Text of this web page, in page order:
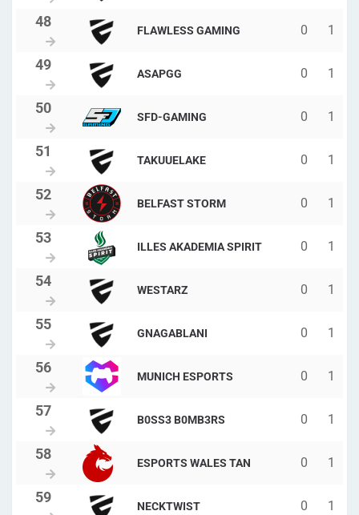
FLAWLESS GAMING 0 1
ASAPGG 0 1
SFD-GAMING 0 1
TAKUUELAKE 0 1
BELFAST STORM 0 1
ILLES AKADEMIA SPIRIT 0 1
WESTARZ 0 1
GNAGABLANI 0 1
MUNICH ESPORTS 0 1
B0SS3 B0MB3RS 0 1
ESPORTS WALES TAN 0 1
NECKTWIST 0 1